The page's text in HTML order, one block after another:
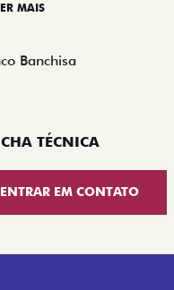
MAIS
Banchisa
TÉCNICA
ENTRAR EM CONTATO